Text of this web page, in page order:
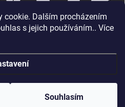
cookie. Dalším procházením
s jejich používáním.. Více
Souhlasím
Shoptet
. Všechna práva vyhrazena.